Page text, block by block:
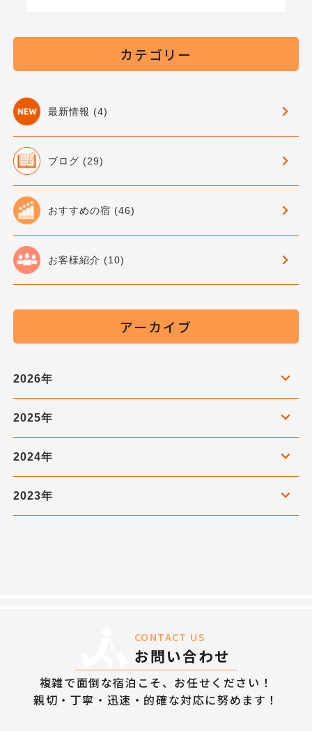
カテゴリー
最新情報 (4)
ブログ (29)
おすすめの宿 (46)
お客様紹介 (10)
アーカイブ
2026年
2025年
2024年
2023年
CONTACT US
お問い合わせ
複雑で面倒な宿泊こそ、お任せください！
親切・丁寧・迅速・的確な対応に努めます！